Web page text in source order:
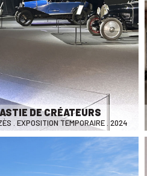
DE CRÉATEURS
. EXPOSITION TEMPORAIRE . 2024